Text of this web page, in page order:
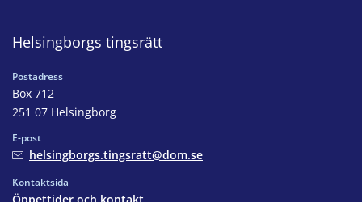
Helsingborgs tingsrätt
Postadress
Box 712
251 07 Helsingborg
E-post
helsingborgs.tingsratt@dom.se
Kontaktsida